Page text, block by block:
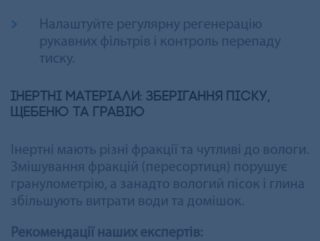
Налаштуйте регулярну регенерацію
рукавних фільтрів і контроль перепаду
тиску.
Інертні матеріали: зберігання піску,
щебеню та гравію
Інертні мають різні фракції та чутливі до вологи.
Змішування фракцій (пересортиця) порушує
гранулометрію, а занадто вологий пісок і глина
збільшують витрати води та домішок.
Рекомендації наших експертів: